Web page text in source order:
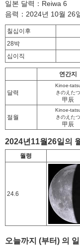
일본 달력：Reiwa 6
음력：2024년 10월
칠십이후
28박
십이직
연간지
달력
Kinoe-
きのえたつ
甲辰
절월
Kinoe-
きのえたつ
甲辰
2024년11월26일의
월령
24.6
오늘까지 (부터) 의